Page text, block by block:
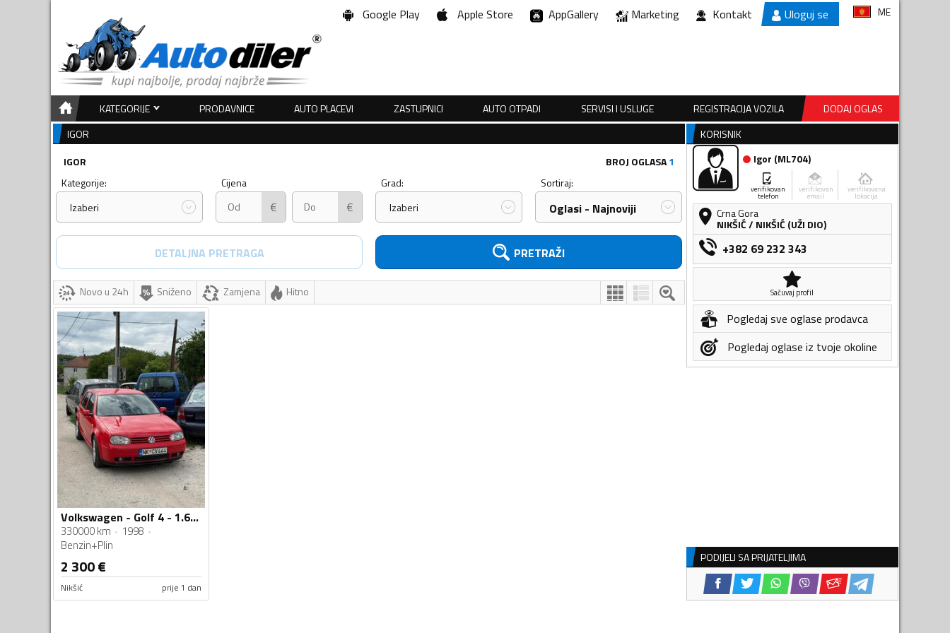
Google Play Apple Store AppGallery Marketing Kontakt Uloguj se ME
KATEGORIJE PRODAVNICE AUTO PLACEVI ZASTUPNICI AUTO OTPADI SERVISI I USLUGE REGISTRACIJA VOZILA
DODAJ OGLAS
IGOR
IGOR
BROJ OGLASA1
Kategorije:
Izaberi
Cijena
€ €
Grad:
Izaberi
Sortiraj:
Oglasi - Najnoviji
DETALJNA PRETRAGA PRETRAŽI
Novo u 24h Sniženo Zamjena Hitno
Volkswagen - Golf 4 - 1.6 sr
330000 km
1998
Benzin+Plin
2 300€
Nikšić prije 1 dan
KORISNIK
Igor (ML704)
verifikovan
telefon
verifikovan
email
verifikovana
lokacija
Crna Gora
NIKŠIĆ/ NIKŠIĆ (UŽI DIO)
+382 69 232 343
Sačuvaj profil
Pogledaj sve oglase prodavca
Pogledaj oglase iz tvoje okoline
PODIJELI SA PRIJATELJIMA